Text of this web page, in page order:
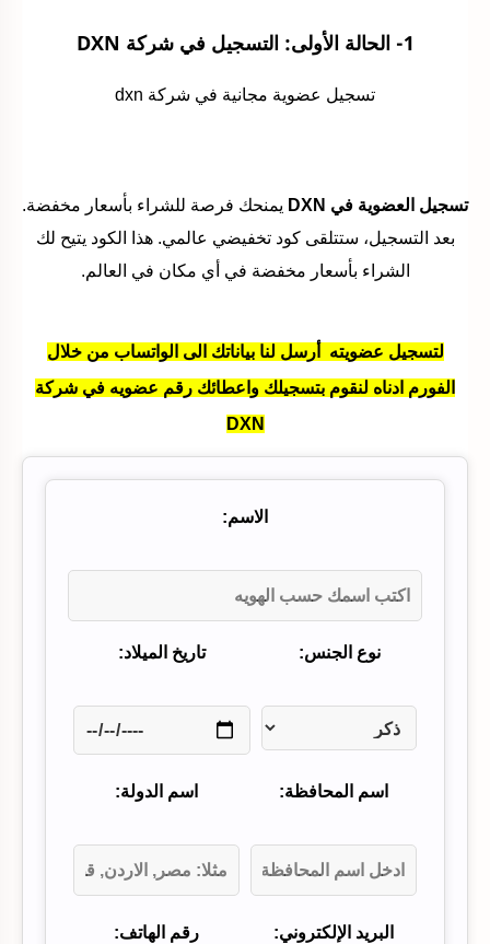
1- الحالة الأولى: التسجيل في شركة DXN
تسجيل عضوية مجانية في شركة dxn
تسجيل العضوية في DXN
يمنحك فرصة للشراء بأسعار مخفضة.
بعد التسجيل، ستتلقى كود تخفيضي عالمي. هذا الكود يتيح لك
الشراء بأسعار مخفضة في أي مكان في العالم.
لتسجيل عضويته أرسل لنا بياناتك الى الواتساب من خلال
الفورم ادناه لنقوم بتسجيلك واعطائك رقم عضويه في شركة
DXN
الاسم:
نوع الجنس: تاريخ الميلاد:
اسم المحافظة: اسم الدولة:
البريد الإلكتروني: رقم الهاتف: